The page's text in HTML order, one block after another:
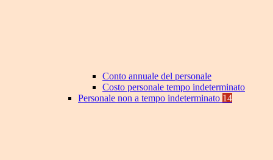
Conto annuale del personale
Costo personale tempo indeterminato
Personale non a tempo indeterminato 14